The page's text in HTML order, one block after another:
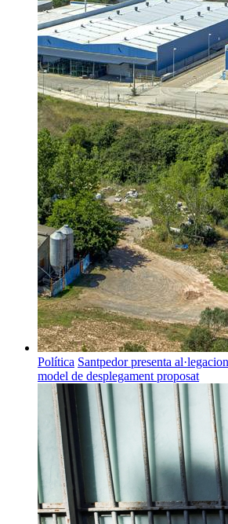
Política Santpedor presenta
model de desplegament proposat